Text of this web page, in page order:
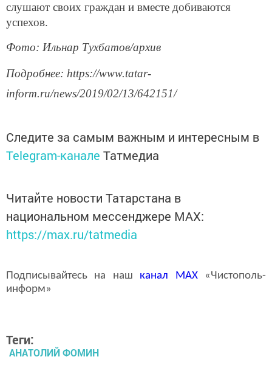
слушают своих граждан и вместе добиваются
успехов.
Фото: Ильнар Тухбатов/архив
Подробнее: https://www.tatar-
inform.ru/news/2019/02/13/642151/
Следите за самым важным и интересным в
Telegram-канале Татмедиа
Читайте новости Татарстана в
национальном мессенджере MАХ:
https://max.ru/tatmedia
Подписывайтесь на наш канал MAX«Чистополь-
информ»
Теги:
АНАТОЛИЙ ФОМИН